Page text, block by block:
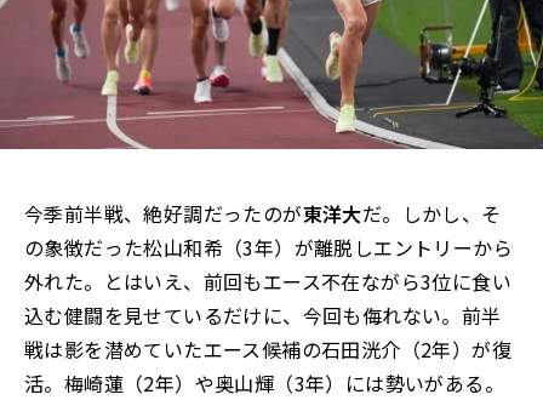
今季前半戦、絶好調だったのが東洋大だ。しかし、そ
の象徴だった松山和希（3年）が離脱しエントリーから
外れた。とはいえ、前回もエース不在ながら3位に食い
込む健闘を見せているだけに、今回も侮れない。前半
戦は影を潜めていたエース候補の石田洸介（2年）が復
活。梅崎蓮（2年）や奥山輝（3年）には勢いがある。